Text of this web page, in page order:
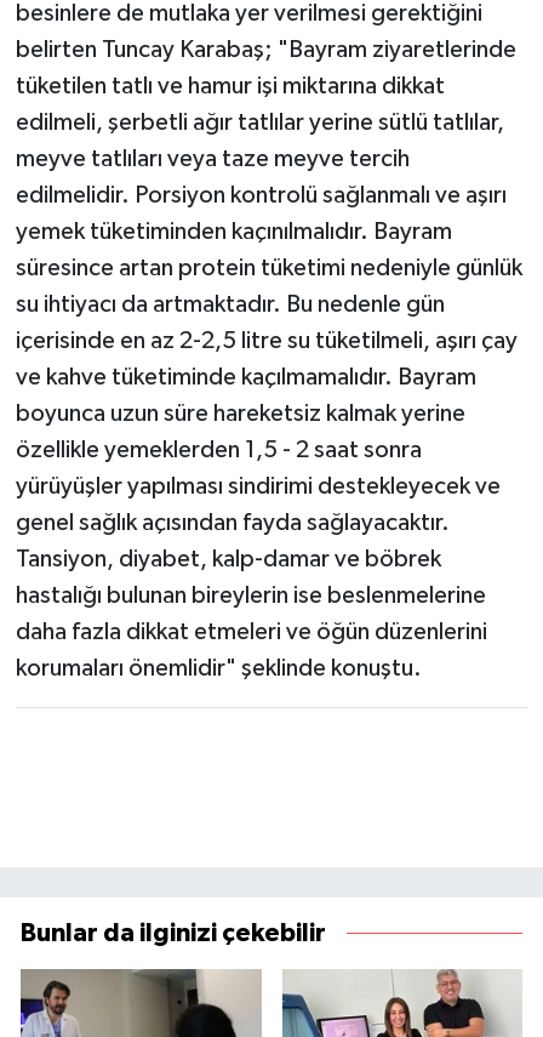
besinlere de mutlaka yer verilmesi gerektiğini
belirten Tuncay Karabaş; "Bayram ziyaretlerinde
tüketilen tatlı ve hamur işi miktarına dikkat
edilmeli, şerbetli ağır tatlılar yerine sütlü tatlılar,
meyve tatlıları veya taze meyve tercih
edilmelidir. Porsiyon kontrolü sağlanmalı ve aşırı
yemek tüketiminden kaçınılmalıdır. Bayram
süresince artan protein tüketimi nedeniyle günlük
su ihtiyacı da artmaktadır. Bu nedenle gün
içerisinde en az 2-2,5 litre su tüketilmeli, aşırı çay
ve kahve tüketiminde kaçılmamalıdır. Bayram
boyunca uzun süre hareketsiz kalmak yerine
özellikle yemeklerden 1,5 - 2 saat sonra
yürüyüşler yapılması sindirimi destekleyecek ve
genel sağlık açısından fayda sağlayacaktır.
Tansiyon, diyabet, kalp-damar ve böbrek
hastalığı bulunan bireylerin ise beslenmelerine
daha fazla dikkat etmeleri ve öğün düzenlerini
korumaları önemlidir" şeklinde konuştu.
Bunlar da ilginizi çekebilir